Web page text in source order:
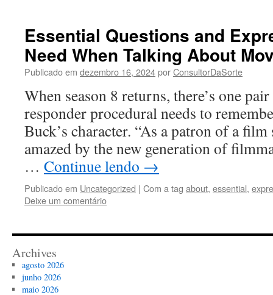
Essential Questions and
Need When Talking About
Publicado em dezembro 16, 2024porConsultorDaSorte
When season 8 returns, there’s one
responder procedural needs to
Buck’s character. “As a patron of a
amazed by the new generation of
… Continue lendo →
Publicado em Uncategorized | Com a tag about, essential,
Deixe um comentário
Archives
agosto 2026
junho 2026
maio 2026